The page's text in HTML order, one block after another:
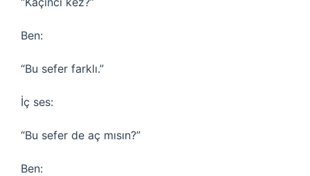
Ben:
“Bu sefer farklı.”
İç ses:
“Bu sefer de aç mısın?”
Ben: